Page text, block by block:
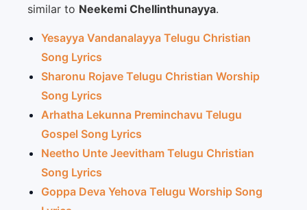
similar to Neekemi Chellinthunayya.
Yesayya Vandanalayya Telugu Christian
Song Lyrics
Sharonu Rojave Telugu Christian Worship
Song Lyrics
Arhatha Lekunna Preminchavu Telugu
Gospel Song Lyrics
Neetho Unte Jeevitham Telugu Christian
Song Lyrics
Goppa Deva Yehova Telugu Worship Song